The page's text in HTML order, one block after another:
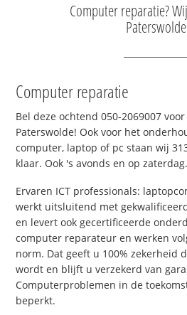
Computer reparatie?
Computer reparatie
Bel deze ochtend 050-2069007
Paterswolde! Ook voor het
computer, laptop of pc staan wij
klaar. Ook 's avonds en op zaterdag.
Ervaren ICT professionals:
werkt uitsluitend met
en levert ook gecertificeerde
computer reparateur en werken
norm. Dat geeft u 100% zekerheid
wordt en blijft u verzekerd van
Computerproblemen in de
beperkt.